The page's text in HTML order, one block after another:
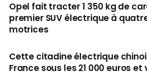
Opel fait tracter 1 350 kg de
premier SUV électrique à
motrices
Cette citadine électrique
France sous les 21 000 euros et